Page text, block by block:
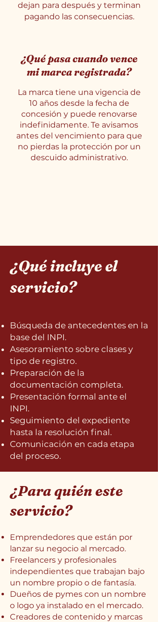
dejan para después y terminan
pagando las consecuencias.
¿Qué pasa cuando vence
mi marca registrada?
La marca tiene una vigencia de
10 años desde la fecha de
concesión y puede renovarse
indefinidamente. Te avisamos
antes del vencimiento para que
no pierdas la protección por un
descuido administrativo.
¿Qué incluye el
servicio?
Búsqueda de antecedentes en la
base del INPI.
Asesoramiento sobre clases y
tipo de registro.
Preparación de la
documentación completa.
Presentación formal ante el
INPI.
Seguimiento del expediente
hasta la resolución final.
Comunicación en cada etapa
del proceso.
¿Para quién este
servicio?​
Emprendedores que están por
lanzar su negocio al mercado.
Freelancers y profesionales
independientes que trabajan bajo
un nombre propio o de fantasía.
Dueños de pymes con un nombre
o logo ya instalado en el mercado.
Creadores de contenido y marcas